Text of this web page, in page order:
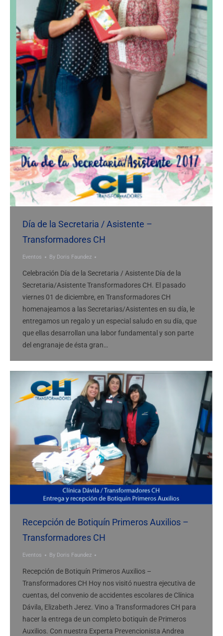
Día de la Secretaria / Asistente –
Transformadores CH
Eventos By Doris Faundez
Celebración Día de la Secretaria / Asistente Día de la
Secretaria/Asistente Transformadores CH. El pasado
viernes 01 de diciembre, en Transformadores CH
homenajeamos a las Secretarias/Asistentes en su día, le
entregamos un regalo y un especial saludo en su día, que
que ellas desarrollan una labor fundamental y son parte
del engranaje de ésta gran…
Recepción de Botiquín Primeros Auxilios –
Transformadores CH
Eventos By Doris Faundez
Recepción de Botiquín Primeros Auxilios –
Transformadores CH Hoy nos visitó nuestra ejecutiva de
cuentas, del convenio de accidentes escolares de Clínica
Dávila, Elizabeth Jerez. Vino a Transformadores CH para
hacer la entrega de un completo botiquín de Primeros
Auxilios. Con nuestra Experta Prevencionista Andrea